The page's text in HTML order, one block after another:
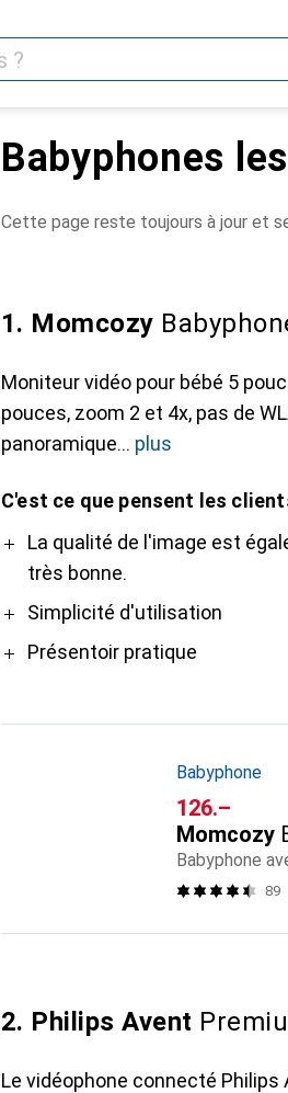
Babyphones
Cette page reste toujours à jour et
1. Momcozy
Moniteur vidéo pour bébé 5
pouces, zoom 2 et 4x, pas de
panoramique
plus
C'est ce que pensent les
ProLa qualité de l'image est
très bonne.
Simplicité d'utilisation
Présentoir pratique
Contre
Babyphone
CHF
126.–
Momcozy
Babyphone
89
2. Philips Avent
Le vidéophone connecté